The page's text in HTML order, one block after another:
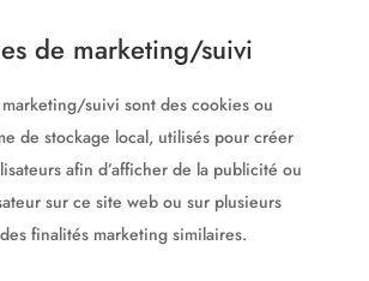
de marketing/suivi
suivi sont des cookies ou
de stockage local, utilisés pour créer
afin d’afficher de la publicité ou
sur ce site web ou sur plusieurs
finalités marketing similaires.